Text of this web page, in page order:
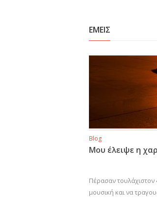
ΕΜΕΙΣ
Blog
Μου έλειψε η
Πέρασαν
μουσική και να